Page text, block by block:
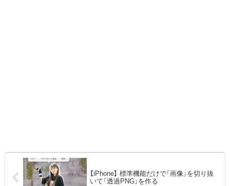
【iPhone】 標準機能だけで「画像」を切り抜
いて「透過PNG」を作る